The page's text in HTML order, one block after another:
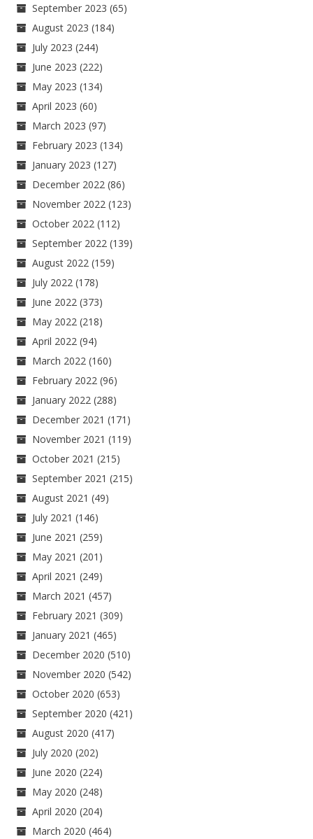
September 2023 (65)
August 2023 (184)
July 2023 (244)
June 2023 (222)
May 2023 (134)
April 2023 (60)
March 2023 (97)
February 2023 (134)
January 2023 (127)
December 2022 (86)
November 2022 (123)
October 2022 (112)
September 2022 (139)
August 2022 (159)
July 2022 (178)
June 2022 (373)
May 2022 (218)
April 2022 (94)
March 2022 (160)
February 2022 (96)
January 2022 (288)
December 2021 (171)
November 2021 (119)
October 2021 (215)
September 2021 (215)
August 2021 (49)
July 2021 (146)
June 2021 (259)
May 2021 (201)
April 2021 (249)
March 2021 (457)
February 2021 (309)
January 2021 (465)
December 2020 (510)
November 2020 (542)
October 2020 (653)
September 2020 (421)
August 2020 (417)
July 2020 (202)
June 2020 (224)
May 2020 (248)
April 2020 (204)
March 2020 (464)